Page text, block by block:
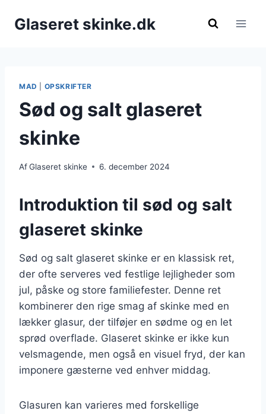
Glaseret skinke.dk
MAD OPSKRIFTER
Sød og salt glaseret
skinke
AfGlaseret skinke 6. december 2024
Introduktion til sød og salt
glaseret skinke
Sød og salt glaseret skinke er en klassisk ret,
der ofte serveres ved festlige lejligheder som
jul, påske og store familiefester. Denne ret
kombinerer den rige smag af skinke med en
lækker glasur, der tilføjer en sødme og en let
sprød overflade. Glaseret skinke er ikke kun
velsmagende, men også en visuel fryd, der kan
imponere gæsterne ved enhver middag.
Glasuren kan varieres med forskellige